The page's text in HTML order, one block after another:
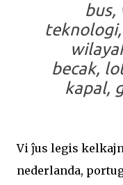
bus,
becak,
kapal,
Vi ĵus legis
nederlanda,